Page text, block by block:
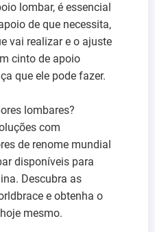
lombar, é essencial
de que necessita,
vai realizar e o ajuste
cinto de apoio
que ele pode fazer.
lombares?
com
de renome mundial
disponíveis para
Descubra as
e obtenha o
mesmo.